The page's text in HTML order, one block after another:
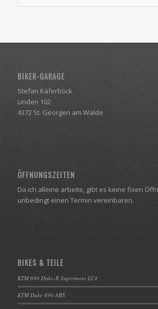
BIKER-GARAGE
Stefan Käferböck
Linden 102
4372 St. Georgen am Walde
ÖFFNUNGSZEITEN
Da ich alleine arbeite, gibt es keine fixen
unbedingt einen Termin vereinbaren.
BIKES & TEILE
KTM 690 Duke-R Supermoto LC4
KTM Duke 690 ABS